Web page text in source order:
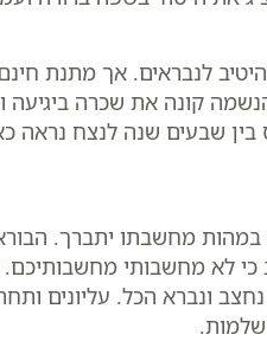
לנבראים. אך מתנת
קונה את שכרה
שבעים שנה לנצח נראה
מחשבתו יתברך.
כי לא מחשבותי
ונברא הכל. עליונים